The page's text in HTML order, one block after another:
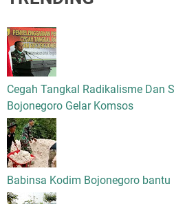
Cegah Tangkal Radikalisme Dan
Bojonegoro Gelar Komsos
Babinsa Kodim Bojonegoro